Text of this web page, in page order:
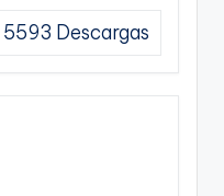
5593 Descargas